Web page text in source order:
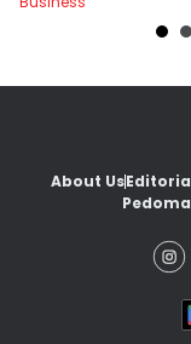
About Us